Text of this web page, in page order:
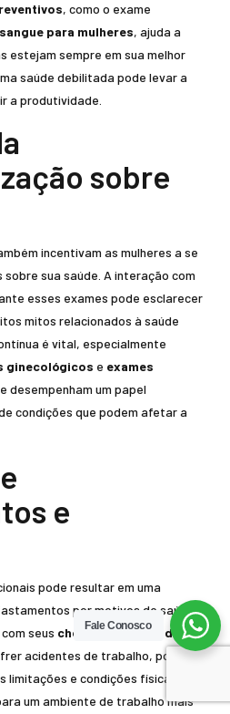
, como o exame
para mulheres, ajuda a
estejam sempre em sua melhor
saúde debilitada pode levar a
a produtividade.
sobre
incentivam as mulheres a se
sua saúde. A interação com
esses exames pode esclarecer
mitos relacionados à saúde
é vital, especialmente
ginecológicos e exames
desempenham um papel
condições que podem afetar a
e
pode resultar em uma
por motivos de saúde.
seus check-ups de saúde
acidentes de trabalho, pois
e condições físicas.
um ambiente de trabalho mais
Fale Conosco